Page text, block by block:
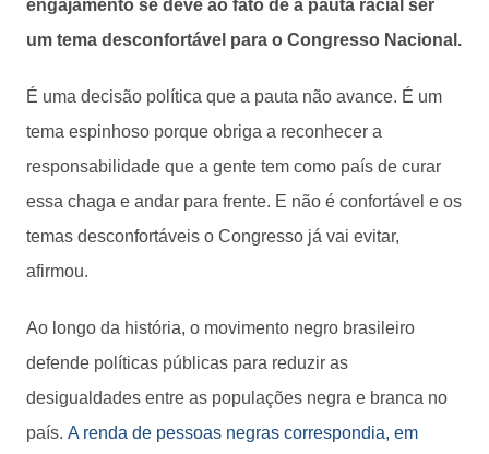
engajamento se deve ao fato de a pauta racial ser
um tema desconfortável para o Congresso Nacional.
É uma decisão política que a pauta não avance. É um
tema espinhoso porque obriga a reconhecer a
responsabilidade que a gente tem como país de curar
essa chaga e andar para frente. E não é confortável e os
temas desconfortáveis o Congresso já vai evitar,
afirmou.
Ao longo da história, o movimento negro brasileiro
defende políticas públicas para reduzir as
desigualdades entre as populações negra e branca no
país. A renda de pessoas negras correspondia, em